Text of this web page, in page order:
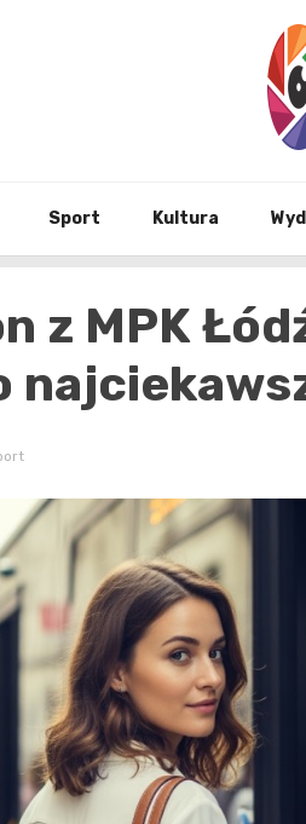
Sport Kultura
z MPK